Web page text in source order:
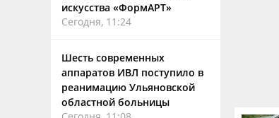
искусства «ФормАРТ»
Сегодня, 11:24
Шесть современных
аппаратов ИВЛ поступило в
реанимацию Ульяновской
областной больницы